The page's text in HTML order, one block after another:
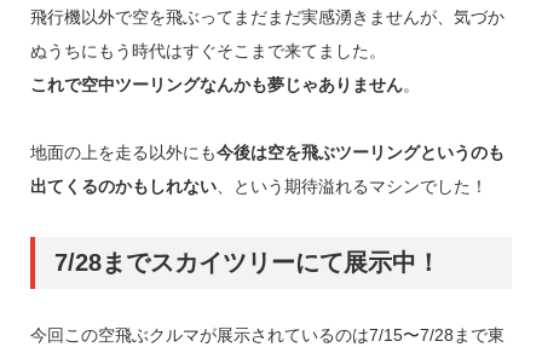
飛行機以外で空を飛ぶってまだまだ実感湧きませんが、気づか
ぬうちにもう時代はすぐそこまで来てました。
これで空中ツーリングなんかも夢じゃありません。
地面の上を走る以外にも今後は空を飛ぶツーリングというのも
出てくるのかもしれない、という期待溢れるマシンでした！
7/28までスカイツリーにて展示中！
今回この空飛ぶクルマが展示されているのは7/15〜7/28まで東